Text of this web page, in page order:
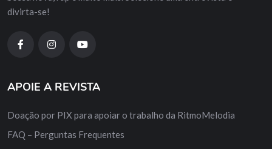
divirta-se!
APOIE A REVISTA
Doação por PIX para apoiar o trabalho da RitmoMelodia
FAQ – Perguntas Frequentes